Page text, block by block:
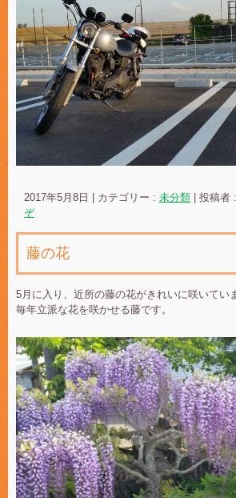
2017年5月8日 カテゴリー : 未分類 投稿者
ぞ
藤の花
5月に入り、近所の藤の花がきれいに咲いてい
毎年立派な花を咲かせる藤です。